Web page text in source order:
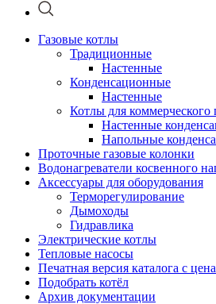
Газовые котлы
Традиционные
Настенные
Конденсационные
Настенные
Котлы для коммерческого
Настенные
Напольные
Проточные газовые колонки
Водонагреватели косвенного
Аксессуары для оборудования
Терморегулирование
Дымоходы
Гидравлика
Электрические котлы
Тепловые насосы
Печатная версия каталога с
Подобрать котёл
Архив документации